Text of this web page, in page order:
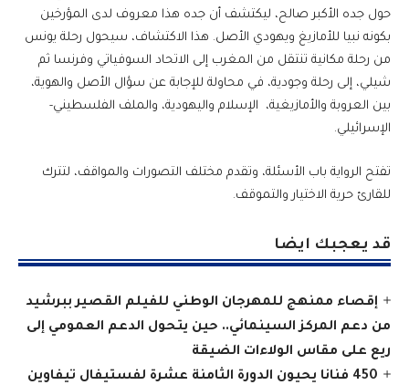
حول جده الأكبر صالح، ليكتشف أن جده هذا معروف لدى المؤرخين
بكونه نبيا للأمازيغ ويهودي الأصل. هذا الاكتشاف، سيحول رحلة يونس
من رحلة مكانية تنتقل من المغرب إلى الاتحاد السوفياتي وفرنسا ثم
شيلي، إلى رحلة وجودية، في محاولة للإجابة عن سؤال الأصل والهوية،
بين العروبة والأمازيغية، الإسلام واليهودية، والملف الفلسطيني-
الإسرائيلي.
تفتح الرواية باب الأسئلة، وتقدم مختلف التصورات والمواقف، لتترك
للقارئ حرية الاختيار والتموقف.
قد يعجبك ايضا
إقصاء ممنهج للمهرجان الوطني للفيلم القصير ببرشيد
من دعم المركز السينمائي.. حين يتحول الدعم العمومي إلى
ريع على مقاس الولاءات الضيقة
450 فنانا يحيون الدورة الثامنة عشرة لفستيفال تيفاوين